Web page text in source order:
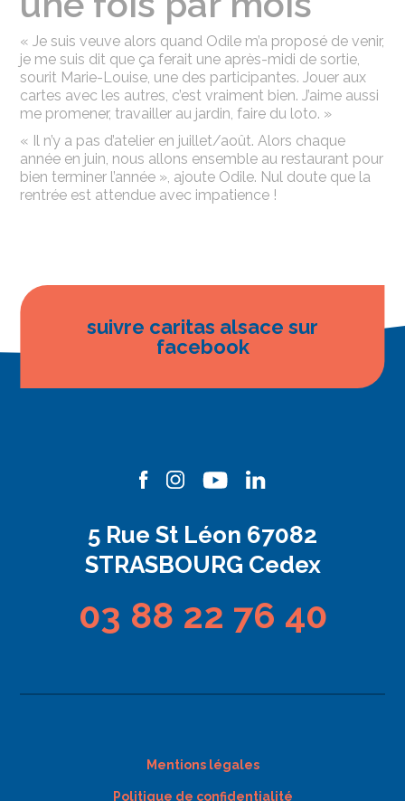
« Je suis veuve alors quand Odile m’a proposé de venir,
je me suis dit que ça ferait une après-midi de sortie,
sourit Marie-Louise, une des participantes. Jouer aux
cartes avec les autres, c’est vraiment bien. J’aime aussi
me promener, travailler au jardin, faire du loto. »
« Il n’y a pas d’atelier en juillet/août. Alors chaque
année en juin, nous allons ensemble au restaurant pour
bien terminer l’année », ajoute Odile. Nul doute que la
rentrée est attendue avec impatience !
suivre caritas alsace sur
facebook
5 Rue St Léon 67082
STRASBOURG Cedex
03 88 22 76 40
Mentions légales
Politique de confidentialité